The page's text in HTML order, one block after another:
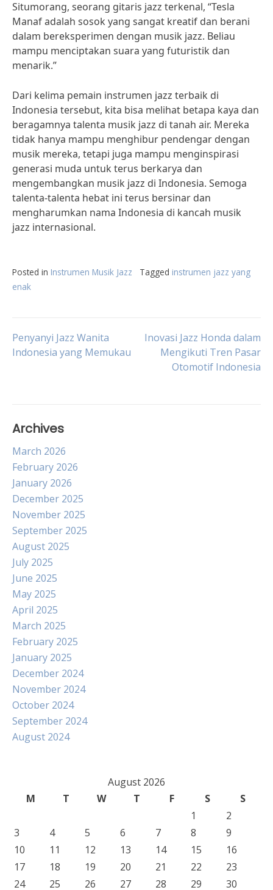
Situmorang, seorang gitaris jazz terkenal, “Tesla
Manaf adalah sosok yang sangat kreatif dan berani
dalam bereksperimen dengan musik jazz. Beliau
mampu menciptakan suara yang futuristik dan
menarik.”
Dari kelima pemain instrumen jazz terbaik di
Indonesia tersebut, kita bisa melihat betapa kaya dan
beragamnya talenta musik jazz di tanah air. Mereka
tidak hanya mampu menghibur pendengar dengan
musik mereka, tetapi juga mampu menginspirasi
generasi muda untuk terus berkarya dan
mengembangkan musik jazz di Indonesia. Semoga
talenta-talenta hebat ini terus bersinar dan
mengharumkan nama Indonesia di kancah musik
jazz internasional.
Posted in Instrumen Musik Jazz Tagged instrumen jazz yang
enak
Post
Penyanyi Jazz Wanita
Indonesia yang Memukau
Inovasi Jazz Honda dalam
Mengikuti Tren Pasar
Otomotif Indonesia
Archives
March 2026
February 2026
January 2026
December 2025
November 2025
September 2025
August 2025
July 2025
June 2025
May 2025
April 2025
March 2025
February 2025
January 2025
December 2024
November 2024
October 2024
September 2024
August 2024
August 2026
M
T W T F S
S
1
2
3
4 5 6 7 8
9
10
11 12 13 14 15
16
17
18 19 20 21 22
23
24
25 26 27 28 29 30